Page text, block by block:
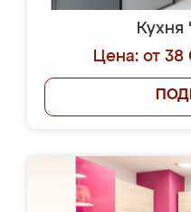
Кухня
Цена: от 38